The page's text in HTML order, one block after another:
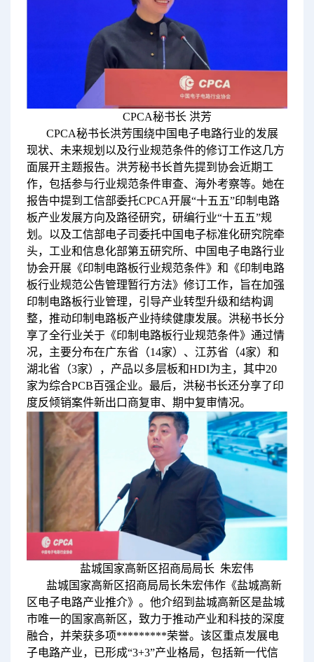
CPCA秘书长 洪芳
CPCA秘书长洪芳围绕中国电子电路行业的发展
现状、未来规划以及行业规范条件的修订工作这几方
面展开主题报告。洪芳秘书长首先提到协会近期工
作，包括参与行业规范条件审查、海外考察等。她在
报告中提到工信部委托CPCA开展“十五五”印制电路
板产业发展方向及路径研究，研编行业“十五五”规
划。以及工信部电子司委托中国电子标准化研究院牵
头，工业和信息化部第五研究所、中国电子电路行业
协会开展《印制电路板行业规范条件》和《印制电路
板行业规范公告管理暂行方法》修订工作，旨在加强
印制电路板行业管理，引导产业转型升级和结构调
整，推动印制电路板产业持续健康发展。洪秘书长分
享了全行业关于《印制电路板行业规范条件》通过情
况，主要分布在广东省（14家）、江苏省（4家）和
湖北省（3家），产品以多层板和HDI为主，其中20
家为综合PCB百强企业。最后，洪秘书长还分享了印
度反倾销案件新出口商复审、期中复审情况。
盐城国家高新区招商局局长 朱宏伟
盐城国家高新区招商局局长朱宏伟作《盐城高新
区电子电路产业推介》。他介绍到盐城高新区是盐城
市唯一的国家高新区，致力于推动产业和科技的深度
融合，并荣获多项*********荣誉。该区重点发展电
子电路产业，已形成“3+3”产业格局，包括新一代信